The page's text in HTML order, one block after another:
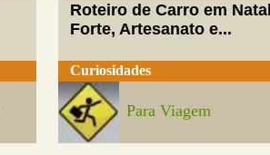
Roteiro de Carro em
Forte, Artesanato e...
Curiosidades
Para Viagem